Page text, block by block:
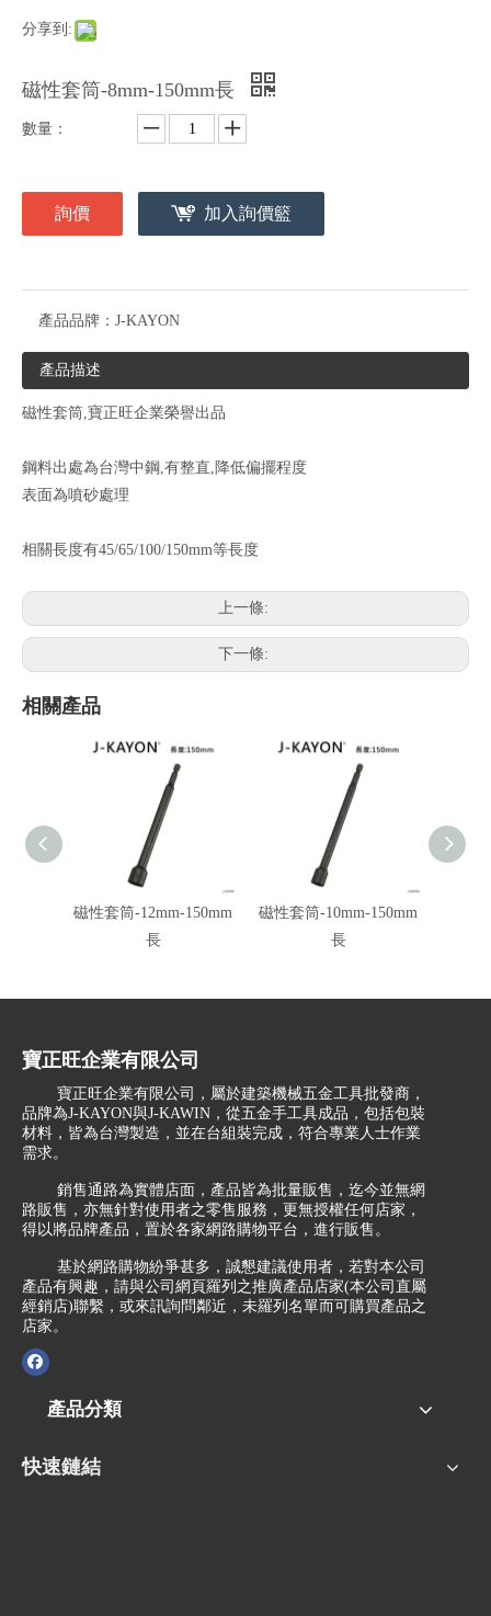
分享到:
磁性套筒-8mm-150mm長
數量：
詢價 加入詢價籃
產品品牌： J-KAYON
產品描述
磁性套筒,寶正旺企業榮譽出品
鋼料出處為台灣中鋼,有整直,降低偏擺程度
表面為噴砂處理
相關長度有45/65/100/150mm等長度
上一條:
下一條:
相關產品
磁性套筒-12mm-150mm
長
磁性套筒-10mm-150mm
長
寶正旺企業有限公司
寶正旺企業有限公司，屬於建築機械五金工具批發商，
品牌為J-KAYON與J-KAWIN，從五金手工具成品，包括包裝
材料，皆為台灣製造，並在台組裝完成，符合專業人士作業
需求。
銷售通路為實體店面，產品皆為批量販售，迄今並無網
路販售，亦無針對使用者之零售服務，更無授權任何店家，
得以將品牌產品，置於各家網路購物平台，進行販售。
基於網路購物紛爭甚多，誠懇建議使用者，若對本公司
產品有興趣，請與公司網頁羅列之推廣產品店家(本公司直屬
經銷店)聯繫，或來訊詢問鄰近，未羅列名單而可購買產品之
店家。
產品分類
快速鏈結